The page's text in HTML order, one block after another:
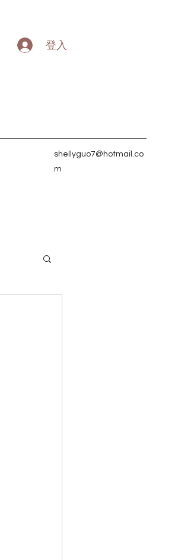
登入
shellyguo7@hotmail.co
m